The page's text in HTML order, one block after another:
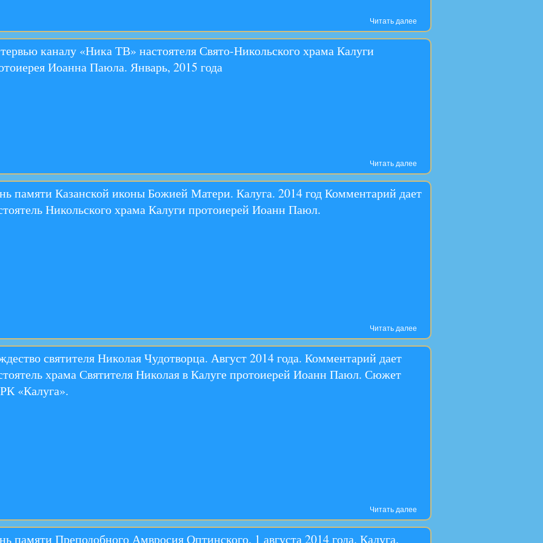
Читать далее
каналу «Ника ТВ» настоятеля Свято-Никольского храма Калуги
Иоанна Паюла. Январь, 2015 года
Читать далее
памяти Казанской иконы Божией Матери. Калуга. 2014 год Комментарий дает
Никольского храма Калуги протоиерей Иоанн Паюл.
Читать далее
святителя Николая Чудотворца. Август 2014 года. Комментарий дает
храма Святителя Николая в Калуге протоиерей Иоанн Паюл. Сюжет
«Калуга».
Читать далее
памяти Преподобного Амвросия Оптинского. 1 августа 2014 года. Калуга.